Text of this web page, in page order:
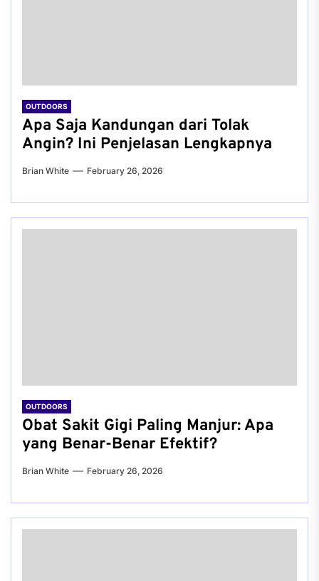
OUTDOORS
Apa Saja Kandungan dari Tolak
Angin? Ini Penjelasan Lengkapnya
Brian White February 26, 2026
OUTDOORS
Obat Sakit Gigi Paling Manjur: Apa
yang Benar-Benar Efektif?
Brian White February 26, 2026